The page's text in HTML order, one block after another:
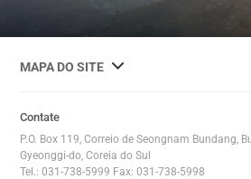
MAPA DO SITE 사
맵
전
체
Contate
P.O. Box 119, Correio de Seongnam Bundang,
Gyeonggi-do, Coreia do Sul
Tel.: 031-738-5999 Fax: 031-738-5998